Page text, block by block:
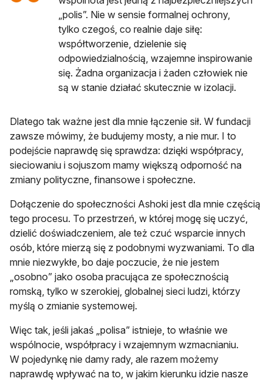
„polis”. Nie w sensie formalnej ochrony,
tylko czegoś, co realnie daje siłę:
współtworzenie, dzielenie się
odpowiedzialnością, wzajemne inspirowanie
się. Żadna organizacja i żaden człowiek nie
są w stanie działać skutecznie w izolacji.
Dlatego tak ważne jest dla mnie łączenie sił. W fundacji
zawsze mówimy, że budujemy mosty, a nie mur. I to
podejście naprawdę się sprawdza: dzięki współpracy,
sieciowaniu i sojuszom mamy większą odporność na
zmiany polityczne, finansowe i społeczne.
Dołączenie do społeczności Ashoki jest dla mnie częścią
tego procesu. To przestrzeń, w której mogę się uczyć,
dzielić doświadczeniem, ale też czuć wsparcie innych
osób, które mierzą się z podobnymi wyzwaniami. To dla
mnie niezwykłe, bo daje poczucie, że nie jestem
„osobno” jako osoba pracująca ze społecznością
romską, tylko w szerokiej, globalnej sieci ludzi, którzy
myślą o zmianie systemowej.
Więc tak, jeśli jakaś „polisa” istnieje, to właśnie we
wspólnocie, współpracy i wzajemnym wzmacnianiu.
W pojedynkę nie damy rady, ale razem możemy
naprawdę wpływać na to, w jakim kierunku idzie nasze